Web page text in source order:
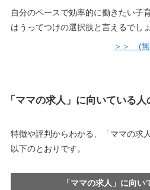
自分のペースで効率的に働きたい子
はうってつけの選択肢と言えるでしょ
＞＞ (無
「ママの求人」に向いている人
特徴や評判からわかる、「ママの求
以下のとおりです。
「ママの求人」に向い